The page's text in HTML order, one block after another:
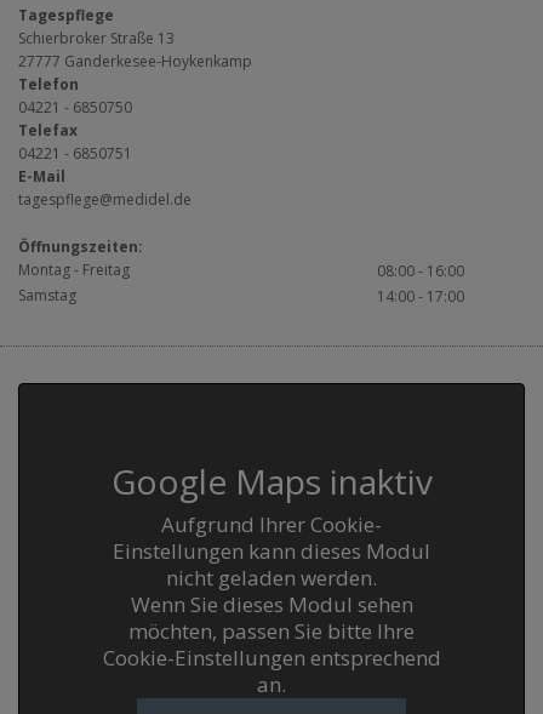
Cookie-Einstellungen entsprechend
Tagespflege
Schierbroker Straße 13
27777 Ganderkesee-Hoykenkamp
Telefon
04221 - 6850750
Telefax
04221 - 6850751
E-Mail
tagespflege@medidel.de
Öffnungszeiten:
Montag - Freitag
08:00 - 16:00
Samstag
14:00 - 17:00
Google Maps inaktiv
Aufgrund Ihrer Cookie-
Einstellungen kann dieses Modul
nicht geladen werden.
Wenn Sie dieses Modul sehen
möchten, passen Sie bitte Ihre
Cookie-Einstellungen entsprechend
an.